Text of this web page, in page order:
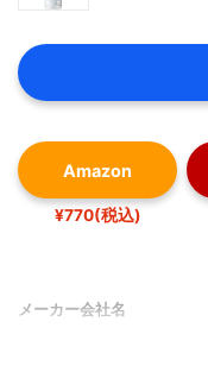
Amazon
¥770(税込)
メーカー会社名